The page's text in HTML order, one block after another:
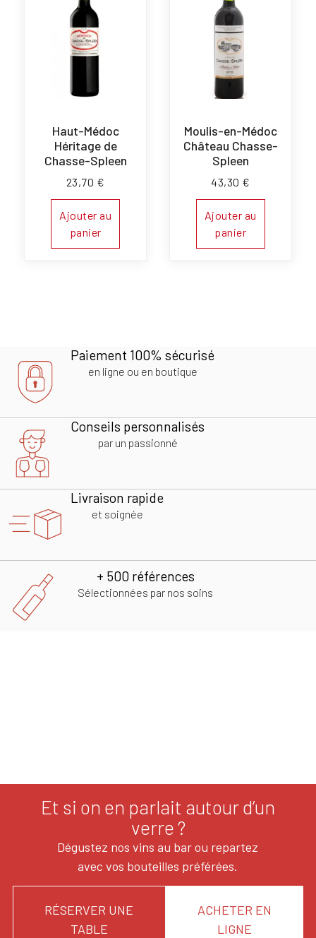
Haut-Médoc
Héritage de
Chasse-Spleen
23,70 €
Ajouter au
panier
Moulis-en-Médoc
Château Chasse-
Spleen
43,30 €
Ajouter au
panier
Paiement 100% sécurisé
en ligne ou en boutique
Conseils personnalisés
par un passionné
Livraison rapide
et soignée
+ 500 références
Sélectionnées par nos soins
Et si on en parlait autour d’un
verre ?
Dégustez nos vins au bar ou repartez
avec vos bouteilles préférées.
RÉSERVER UNE
TABLE
ACHETER EN
LIGNE